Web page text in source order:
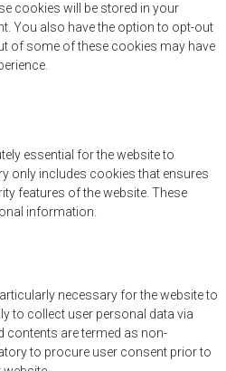
cookies will be stored in your
You also have the option to opt-out
of some of these cookies may have
essential for the website to
only includes cookies that ensures
features of the website. These
information.
necessary for the website to
to collect user personal data via
contents are termed as non-
to procure user consent prior to